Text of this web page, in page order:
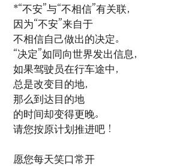
*“不安”与“不相信”有关联，
因为“不安”来自于
不相信自己做出的决定。
“决定”如同向世界发出信息，
如果驾驶员在行车途中，
总是改变目的地，
那么到达目的地
的时间却变得更晚。
请您按原计划推进吧！
愿您每天笑口常开